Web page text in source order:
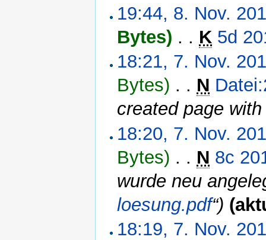
19:44, 8. Nov.
Bytes) . . K 5d
18:21, 7. Nov.
Bytes) . . N
created page
18:20, 7. Nov.
Bytes) . . N 8c
wurde neu
loesung.pdf“)
18:19, 7. Nov.